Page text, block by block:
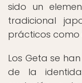
sido un
tradicional
prácticos como
Los Geta se
de la